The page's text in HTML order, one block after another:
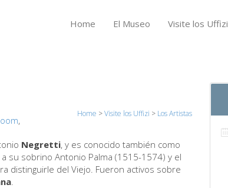
Home El Museo Visite los Uffizi
Home >Visite los Uffizi > Los Artistas
,
Negretti, y es conocido también como
su sobrino Antonio Palma (1515-1574) y el
distinguirle del Viejo. Fueron activos sobre
.